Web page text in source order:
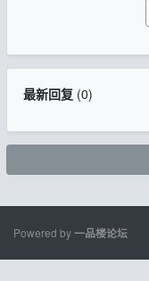
最新回复(0)
Powered by一品楼论坛